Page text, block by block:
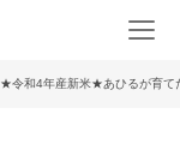
★令和4年産新米★あひるが育て